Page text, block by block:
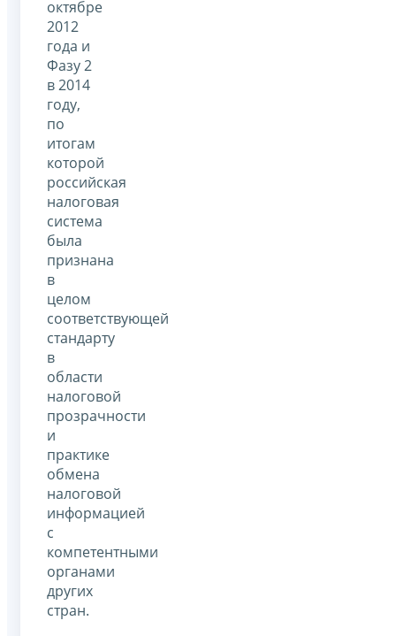
октябре
2012
года и
Фазу 2
в 2014
году,
по
итогам
которой
российская
налоговая
система
была
признана
в
целом
соответствующей
стандарту
в
области
налоговой
прозрачности
и
практике
обмена
налоговой
информацией
с
компетентными
органами
других
стран.